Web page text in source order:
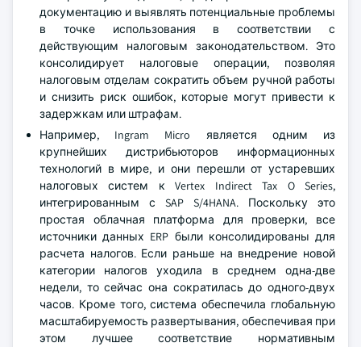
документацию и выявлять потенциальные проблемы
в точке использования в соответствии с
действующим налоговым законодательством. Это
консолидирует налоговые операции, позволяя
налоговым отделам сократить объем ручной работы
и снизить риск ошибок, которые могут привести к
задержкам или штрафам.
Например, Ingram Micro является одним из
крупнейших дистрибьюторов информационных
технологий в мире, и они перешли от устаревших
налоговых систем к Vertex Indirect Tax O Series,
интегрированным с SAP S/4HANA. Поскольку это
простая облачная платформа для проверки, все
источники данных ERP были консолидированы для
расчета налогов. Если раньше на внедрение новой
категории налогов уходила в среднем одна-две
недели, то сейчас она сократилась до одного-двух
часов. Кроме того, система обеспечила глобальную
масштабируемость развертывания, обеспечивая при
этом лучшее соответствие нормативным